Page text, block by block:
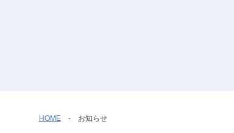
HOME - お知らせ